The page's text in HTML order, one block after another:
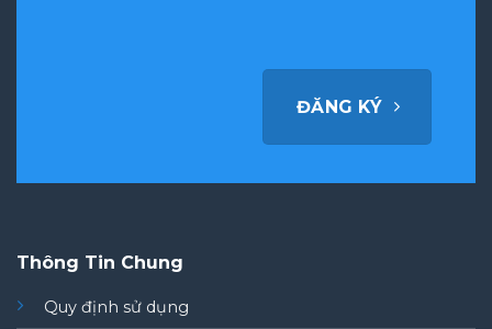
ĐĂNG KÝ
Thông Tin Chung
Quy định sử dụng